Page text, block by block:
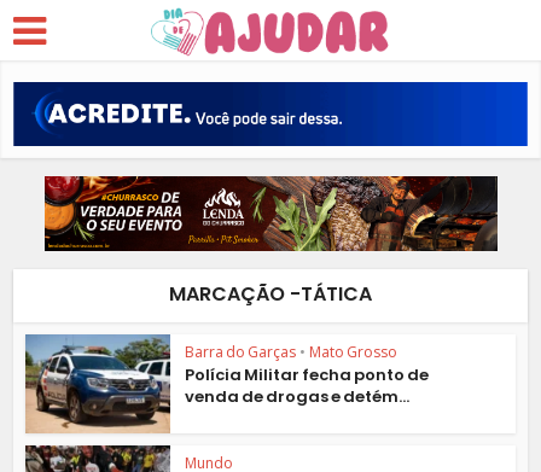
MARCAÇÃO -TÁTICA
Barra do Garças • Mato Grosso
Polícia Militar fecha ponto de
venda de drogas e detém...
Mundo